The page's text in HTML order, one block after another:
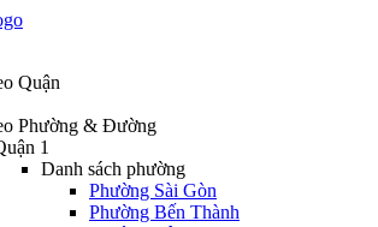
Quận
Phường & Đường
1
Danh sách phường
Phường Sài Gòn
Phường Bến Thành